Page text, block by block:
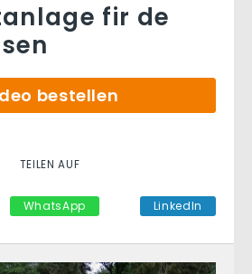
fir de
bestellen
TEILEN AUF
WhatsApp LinkedIn